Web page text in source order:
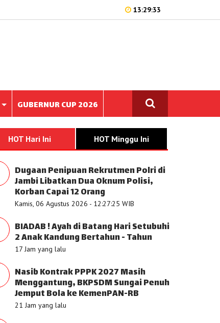
13:29:33
GUBERNUR CUP 2026
HOT Hari Ini HOT Minggu Ini
Dugaan Penipuan Rekrutmen Polri di
Jambi Libatkan Dua Oknum Polisi,
Korban Capai 12 Orang
Kamis, 06 Agustus 2026 - 12:27:25 WIB
BIADAB ! Ayah di Batang Hari Setubuhi
2 Anak Kandung Bertahun - Tahun
17 Jam yang lalu
Nasib Kontrak PPPK 2027 Masih
Menggantung, BKPSDM Sungai Penuh
Jemput Bola ke KemenPAN-RB
21 Jam yang lalu